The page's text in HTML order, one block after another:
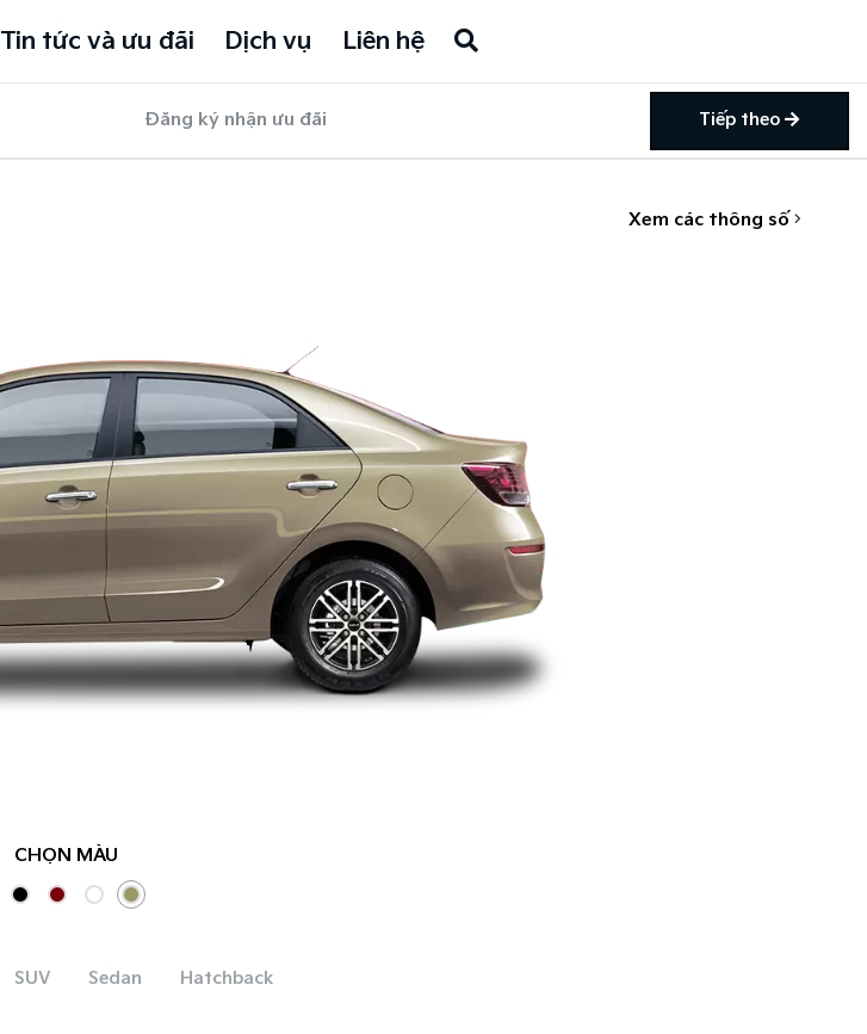
Tin tức và ưu đãi Dịch vụ Liên hệ
Đăng ký nhận ưu đãi Tiếp theo
Xem các thông số
CHỌN MÀU
SUV Sedan Hatchback